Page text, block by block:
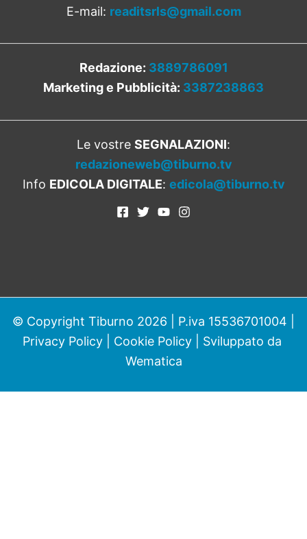
E-mail: readitsrls@gmail.com
Redazione: 3889786091
Marketing e Pubblicità: 3387238863
Le vostre SEGNALAZIONI:
redazioneweb@tiburno.tv
Info EDICOLA DIGITALE: edicola@tiburno.tv
© Copyright Tiburno 2026 | P.iva 15536701004 |
Privacy Policy| Cookie Policy| Sviluppato da
Wematica